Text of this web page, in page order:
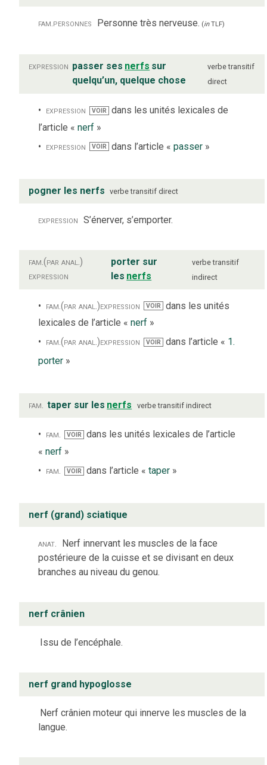
fam.personnes Personne très nerveuse. (inTLF)
expression passer ses nerfs sur
quelqu’un, quelque chose
verbe transitif
direct
expression VOIR dans les unités lexicales de
l’article « nerf »
expression
VOIR dans l’article « passer»
pogner les nerfs verbe transitif direct
expression S’énerver, s’emporter.
fam. (par anal.)
expression
porter sur
les nerfs
verbe transitif
indirect
fam. (par anal.)expression VOIR
dans les unités
lexicales de l’article « nerf »
fam.(par anal.)expression VOIR dans l’article « 1.
porter »
fam. taper sur les nerfs verbe transitif indirect
fam. VOIR
dans les unités lexicales de l’article
« nerf »
fam.
VOIR dans l’article « taper»
nerf (grand) sciatique
anat. Nerf innervant les muscles de la face
postérieure de la cuisse et se divisant en deux
branches au niveau du genou.
nerf crânien
Issu de l’encéphale.
nerf grand hypoglosse
Nerf crânien moteur qui innerve les muscles de la
langue.